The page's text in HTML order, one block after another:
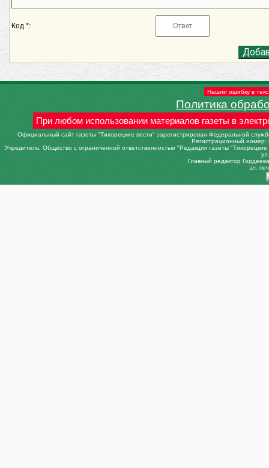
Код *:
Нашли ошибку в
Политика
При любом использовании материалов газеты в
Официальный сайт газеты "Тихорецкие вести" зарегистрирован Федеральной
Регистрационный
Учредитель: Общество с ограниченной ответственностью "Редакция газеты
Главный редактор
эл.